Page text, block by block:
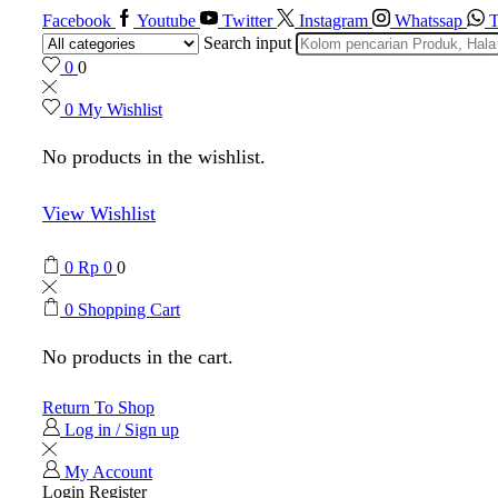
Facebook Youtube Twitter Instagram Whatssap
Search input
0 0
0 My Wishlist
No products in the wishlist.
View Wishlist
0 Rp 0 0
0 Shopping Cart
No products in the cart.
Return To Shop
Log in / Sign up
My Account
Login Register